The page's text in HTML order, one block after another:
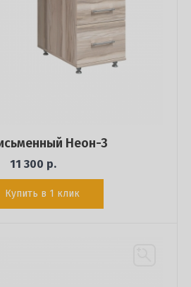
Неон-3
11 300 р.
Купить в 1 клик